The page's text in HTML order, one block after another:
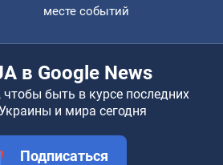
месте событий
в Google News
быть в курсе последних
и мира сегодня
Подписаться